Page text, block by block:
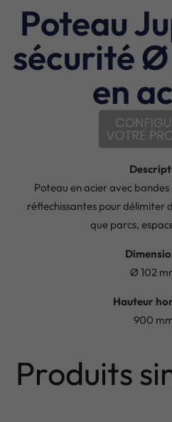
Poteau
sécurité
en
Poteau en acier avec
réflechissantes pour délimiter
que parcs,
Ø 102
Hauteur
900
Produits